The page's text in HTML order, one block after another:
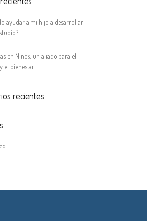
ayudar a mi hijo a desarrollar
en Niños: un aliado para el
el bienestar
recientes